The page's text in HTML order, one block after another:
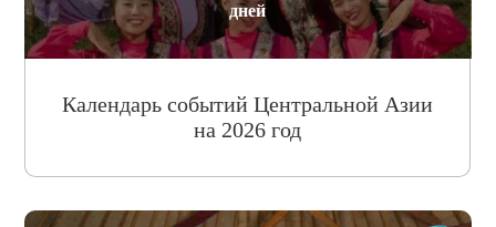
дней
Календарь событий Центральной Азии
на 2026 год